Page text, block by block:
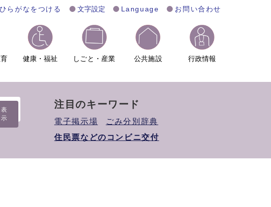
ひらがなをつける 文字設定 Language お問い合わせ
健康・福祉 しごと・産業 公共施設 行政情報
表
示
注目のキーワード
電子掲示場
ごみ分別辞典
住民票などのコンビニ交付